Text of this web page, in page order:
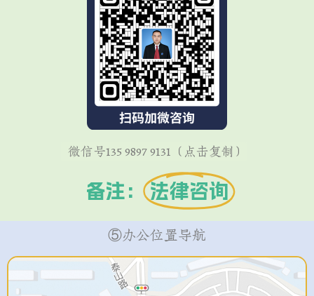
微信号135 9897 9131（点击复制）
备注： 法律咨询
⑤办公位置导航